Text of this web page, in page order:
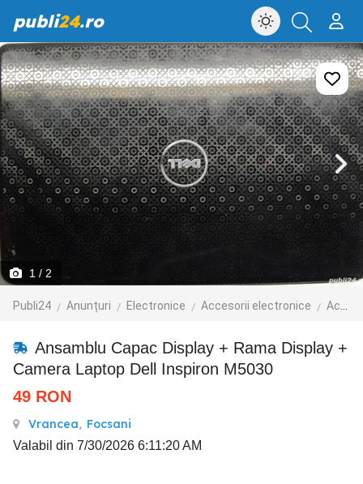
publi24.ro
1 / 2
Publi24 Anunțuri Electronice Accesorii electronice Accesorii laptop
Ansamblu Capac Display + Rama Display +
Camera Laptop Dell Inspiron M5030
49 RON
Vrancea, Focsani
Valabil din 7/30/2026 6:11:20 AM